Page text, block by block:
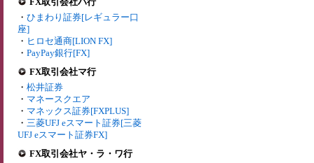
・ ひまわり証券[レギュラー口
座]
・ ヒロセ通商[LION FX]
・ PayPay銀行[FX]
FX取引会社マ行
・ 松井証券
・ マネースクエア
・ マネックス証券[FXPLUS]
・ 三菱UFJ eスマート証券[三菱
UFJ eスマート証券FX]
FX取引会社ヤ・ラ・ワ行